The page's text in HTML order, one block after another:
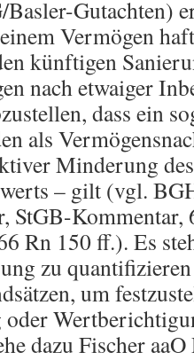
Gutachten)
Vermögen
künftigen
nach etwaiger
dass ein
als
Minderung des
– gilt (vgl.
StGB-
Rn 150 ff.). Es
zu
um
oder
dazu Fischer